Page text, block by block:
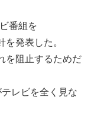
番組を
発表した。
を阻止するためだ
レビを全く見な